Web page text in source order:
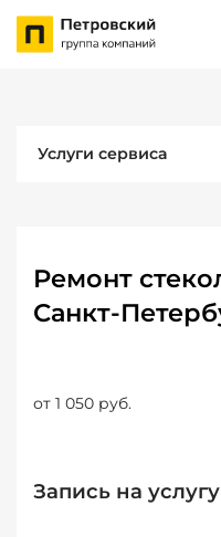
Услуги сервиса
Ремонт
Санкт-
от 1 050 руб.
Запись на услугу